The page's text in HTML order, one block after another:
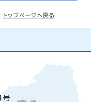
トップページへ戻る
号